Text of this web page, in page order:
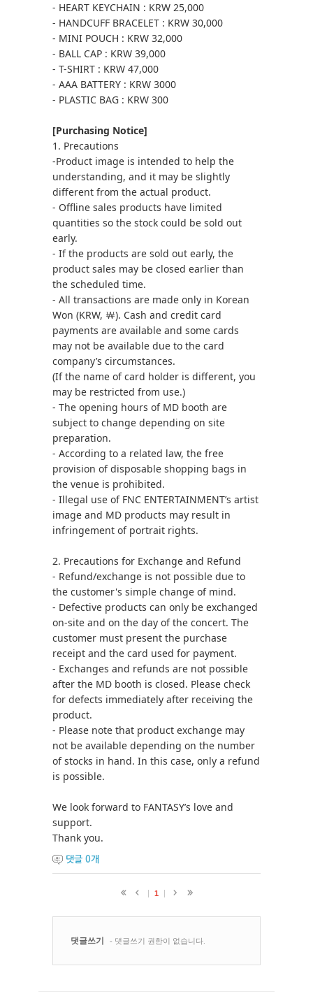
- HEART KEYCHAIN : KRW 25,000
- HANDCUFF BRACELET : KRW 30,000
- MINI POUCH : KRW 32,000
- BALL CAP : KRW 39,000
- T-SHIRT : KRW 47,000
- AAA BATTERY : KRW 3000
- PLASTIC BAG : KRW 300
[Purchasing Notice]
1. Precautions
-Product image is intended to help the
understanding, and it may be slightly
different from the actual product.
- Offline sales products have limited
quantities so the stock could be sold out
early.
- If the products are sold out early, the
product sales may be closed earlier than
the scheduled time.
- All transactions are made only in Korean
Won (KRW, ￦). Cash and credit card
payments are available and some cards
may not be available due to the card
company’s circumstances.
(If the name of card holder is different, you
may be restricted from use.)
- The opening hours of MD booth are
subject to change depending on site
preparation.
- According to a related law, the free
provision of disposable shopping bags in
the venue is prohibited.
- Illegal use of FNC ENTERTAINMENT’s artist
image and MD products may result in
infringement of portrait rights.
2. Precautions for Exchange and Refund
- Refund/exchange is not possible due to
the customer's simple change of mind.
- Defective products can only be exchanged
on-site and on the day of the concert. The
customer must present the purchase
receipt and the card used for payment.
- Exchanges and refunds are not possible
after the MD booth is closed. Please check
for defects immediately after receiving the
product.
- Please note that product exchange may
not be available depending on the number
of stocks in hand. In this case, only a refund
is possible.
We look forward to FANTASY’s love and
support.
Thank you.
댓글 0개